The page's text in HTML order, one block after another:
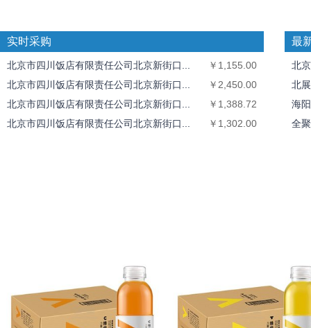
实时采购
北京市四川饭店有限责任公司北京新街口...
￥1,155.00
北京市四川饭店有限责任公司北京新街口...
￥2,450.00
北京市四川饭店有限责任公司北京新街口...
￥1,388.72
北京市四川饭店有限责任公司北京新街口...
￥1,302.00
最
北
北
海
全